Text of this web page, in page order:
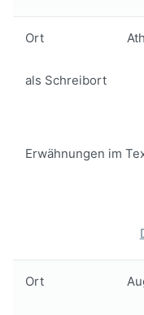
Ort
als Schreibort
Erwähnungen im
Ort